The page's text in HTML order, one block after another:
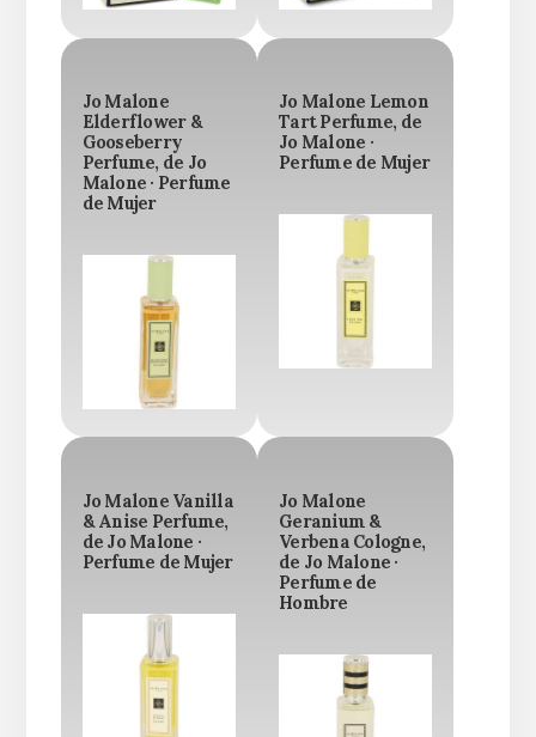
Jo Malone
Elderflower &
Gooseberry
Perfume, de Jo
Malone · Perfume
de Mujer
Jo Malone Lemon
Tart Perfume, de
Jo Malone ·
Perfume de Mujer
Jo Malone Vanilla
& Anise Perfume,
de Jo Malone ·
Perfume de Mujer
Jo Malone
Geranium &
Verbena Cologne,
de Jo Malone ·
Perfume de
Hombre